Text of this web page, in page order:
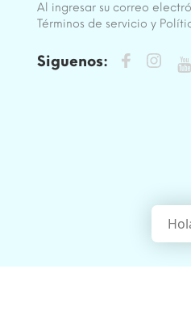
Al ingresar su correo
Términos de servicio y
Siguenos: